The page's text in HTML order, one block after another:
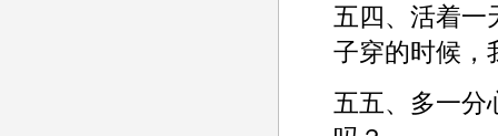
五四、活着一
子穿的时候，
五五、多一分